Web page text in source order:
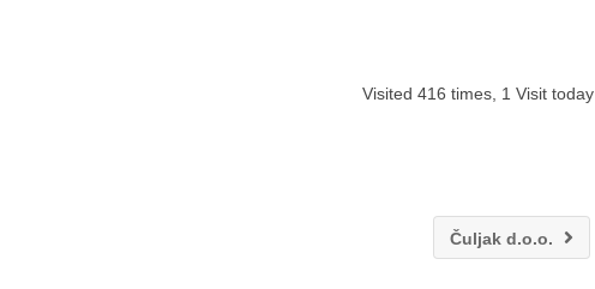
Visited 416 times, 1 Visit today
Čuljak d.o.o.